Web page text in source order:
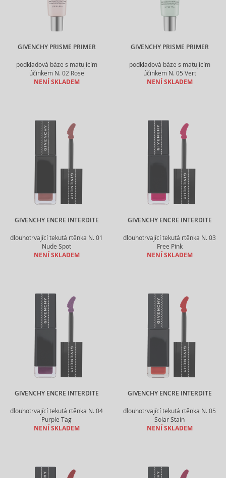
GIVENCHY PRISME PRIMER
podkladová báze s matujícím
účinkem N. 02 Rose
NENÍ SKLADEM
GIVENCHY PRISME PRIMER
podkladová báze s matujícím
účinkem N. 05 Vert
NENÍ SKLADEM
GIVENCHY ENCRE INTERDITE
dlouhotrvající tekutá rtěnka N. 01
Nude Spot
NENÍ SKLADEM
GIVENCHY ENCRE INTERDITE
dlouhotrvající tekutá rtěnka N. 03
Free Pink
NENÍ SKLADEM
GIVENCHY ENCRE INTERDITE
dlouhotrvající tekutá rtěnka N. 04
Purple Tag
NENÍ SKLADEM
GIVENCHY ENCRE INTERDITE
dlouhotrvající tekutá rtěnka N. 05
Solar Stain
NENÍ SKLADEM